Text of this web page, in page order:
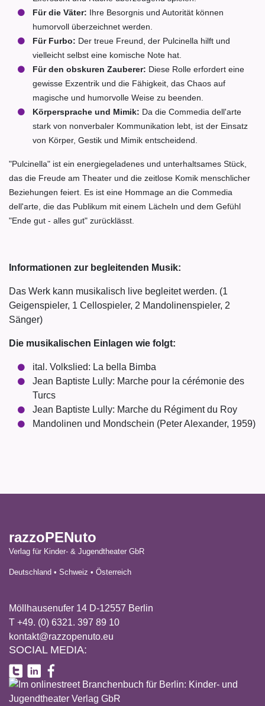
Für die Väter: Ihre Besorgnis und Autorität können
humorvoll überzeichnet werden.
Für Furbo: Der treue Freund, der Pulcinella hilft und
vielleicht selbst eine komische Note hat.
Für den obskuren Zauberer: Diese Rolle erfordert eine
gewisse Exzentrik und die Fähigkeit, das Chaos auf
magische und humorvolle Weise zu beenden.
Körpersprache und Mimik: Da die Commedia dell'arte
stark von nonverbaler Kommunikation lebt, ist der Einsatz
von Körper, Gestik und Mimik entscheidend.
"Pulcinella" ist ein energiegeladenes und unterhaltsames Stück,
das die Freude am Theater und die zeitlose Komik menschlicher
Beziehungen feiert. Es ist eine Hommage an die Commedia
dell'arte, die das Publikum mit einem Lächeln und dem Gefühl
"Ende gut - alles gut" zurücklässt.
Informationen zur begleitenden Musik:
Das Werk kann musikalisch live begleitet werden. (1
Geigenspieler, 1 Cellospieler, 2 Mandolinenspieler, 2
Sänger)
Die musikalischen Einlagen wie folgt:
ital. Volkslied: La bella Bimba
Jean Baptiste Lully: Marche pour la cérémonie des
Turcs
Jean Baptiste Lully: Marche du Régiment du Roy
Mandolinen und Mondschein (Peter Alexander, 1959)
razzoPENuto
Verlag für Kinder- & Jugendtheater GbR
Deutschland • Schweiz • Österreich
Möllhausenufer 14 D-12557 Berlin
T +49. (0) 6321. 397 89 10
kontakt@razzopenuto.eu
SOCIAL MEDIA: